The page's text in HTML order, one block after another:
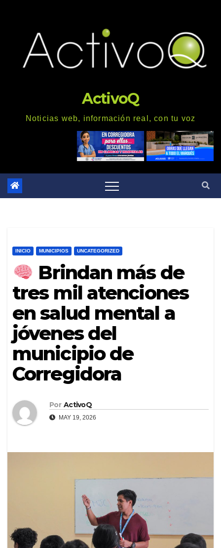
ActivoQ
Noticias web, información real, con tu voz
INICIO MUNICIPIOS UNCATEGORIZED
Brindan más de
tres mil atenciones
en salud mental a
jóvenes del
municipio de
Corregidora
Por ActivoQ
MAY 19, 2026